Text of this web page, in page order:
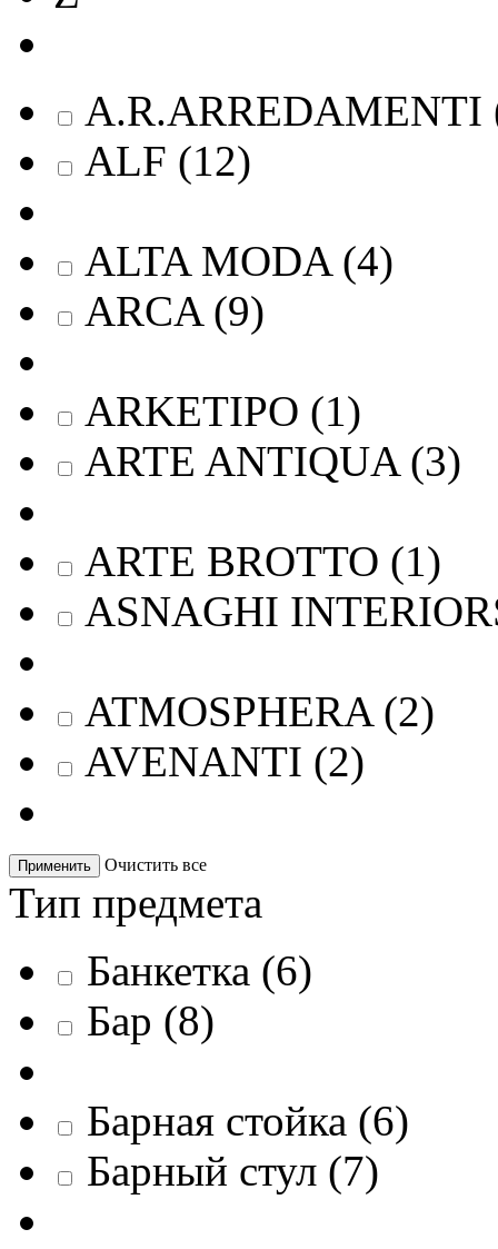
A.R.ARREDAMENTI
ALF (12)
ALTA MODA (4)
ARCA (9)
ARKETIPO (1)
ARTE ANTIQUA (3)
ARTE BROTTO (1)
ASNAGHI
ATMOSPHERA (2)
AVENANTI (2)
Применить Очистить все
Тип предмета
Банкетка (6)
Бар (8)
Барная стойка (6)
Барный стул (7)